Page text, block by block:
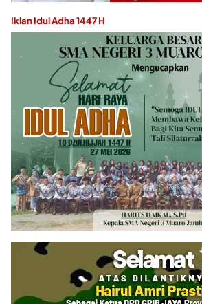
Iklan Idul Adha 1447 H